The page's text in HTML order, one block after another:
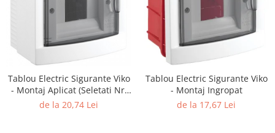
Tablou Electric Sigurante Viko
- Montaj Aplicat (Seletati Nr.
Module)
de la 20,74 Lei
Tablou Electric Sigurante Viko
- Montaj Ingropat
de la 17,67 Lei